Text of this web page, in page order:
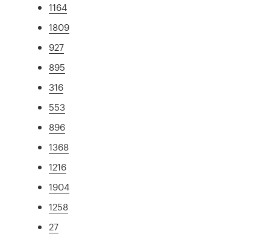
1164
1809
927
895
316
553
896
1368
1216
1904
1258
27